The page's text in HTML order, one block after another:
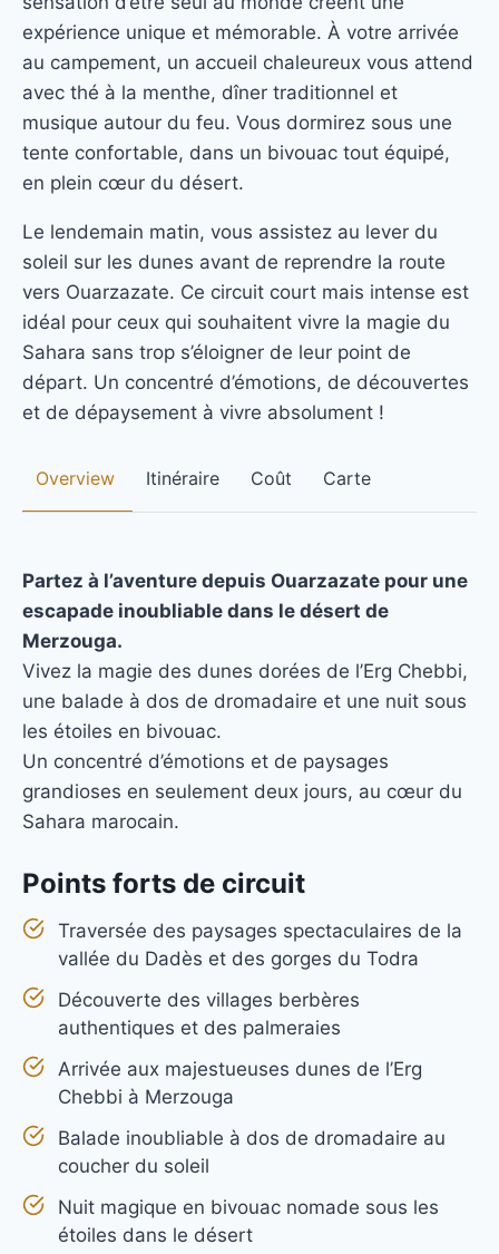
expérience unique et mémorable. À votre arrivée
au campement, un accueil chaleureux vous attend
avec thé à la menthe, dîner traditionnel et
musique autour du feu. Vous dormirez sous une
tente confortable, dans un bivouac tout équipé,
en plein cœur du désert.
Le lendemain matin, vous assistez au lever du
soleil sur les dunes avant de reprendre la route
vers Ouarzazate. Ce circuit court mais intense est
idéal pour ceux qui souhaitent vivre la magie du
Sahara sans trop s’éloigner de leur point de
départ. Un concentré d’émotions, de découvertes
et de dépaysement à vivre absolument !
Overview Itinéraire Coût Carte
Partez à l’aventure depuis Ouarzazate pour une
escapade inoubliable dans le désert de
Merzouga.
Vivez la magie des dunes dorées de l’Erg Chebbi,
une balade à dos de dromadaire et une nuit sous
les étoiles en bivouac.
Un concentré d’émotions et de paysages
grandioses en seulement deux jours, au cœur du
Sahara marocain.
Points forts de circuit
Traversée des paysages spectaculaires de la
vallée du Dadès et des gorges du Todra
Découverte des villages berbères
authentiques et des palmeraies
Arrivée aux majestueuses dunes de l’Erg
Chebbi à Merzouga
Balade inoubliable à dos de dromadaire au
coucher du soleil
Nuit magique en bivouac nomade sous les
étoiles dans le désert